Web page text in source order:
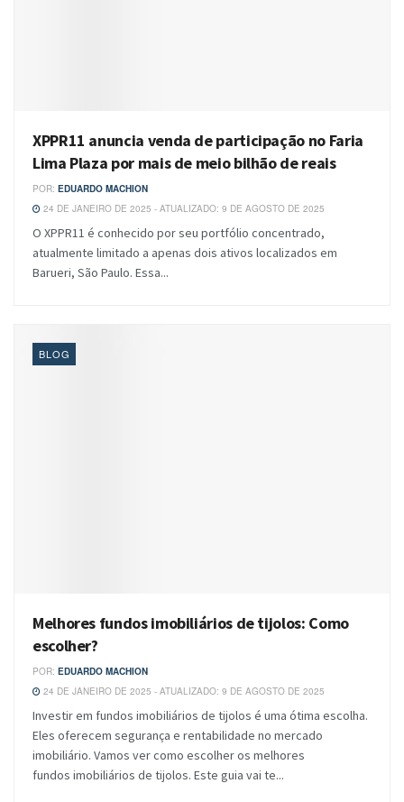
XPPR11 anuncia venda de participação no Faria
Lima Plaza por mais de meio bilhão de reais
POR: EDUARDO MACHION
24 DE JANEIRO DE 2025 - ATUALIZADO: 9 DE AGOSTO DE 2025
O XPPR11 é conhecido por seu portfólio concentrado,
atualmente limitado a apenas dois ativos localizados em
Barueri, São Paulo. Essa...
BLOG
Melhores fundos imobiliários de tijolos: Como
escolher?
POR: EDUARDO MACHION
24 DE JANEIRO DE 2025 - ATUALIZADO: 9 DE AGOSTO DE 2025
Investir em fundos imobiliários de tijolos é uma ótima escolha.
Eles oferecem segurança e rentabilidade no mercado
imobiliário. Vamos ver como escolher os melhores
fundos imobiliários de tijolos. Este guia vai te...